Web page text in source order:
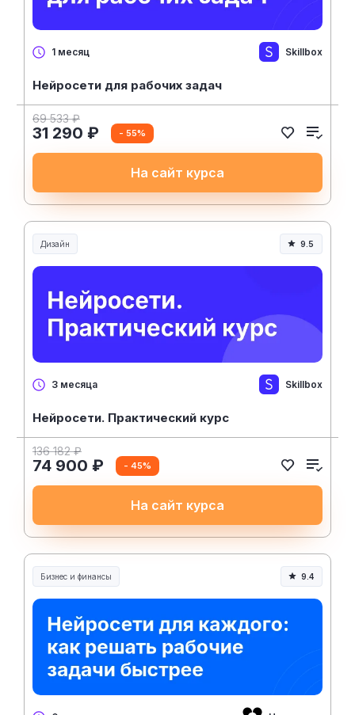
1 месяц Skillbox
Нейросети для рабочих задач
69 533 ₽
31 290 ₽ - 55%
На сайт курса
Дизайн 9.5
3 месяца Skillbox
Нейросети. Практический курс
136 182 ₽
74 900 ₽ - 45%
На сайт курса
Бизнес и финансы 9.4